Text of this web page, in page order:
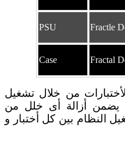
Fractle
PSU
Fractal
Case
من خلال تشغيل
أزالة أى خلل من
النظام بين كل أختبار و